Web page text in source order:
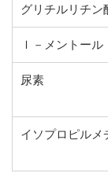
グリチルリチン
ｌ－メントール
尿素
イソプロピルメ